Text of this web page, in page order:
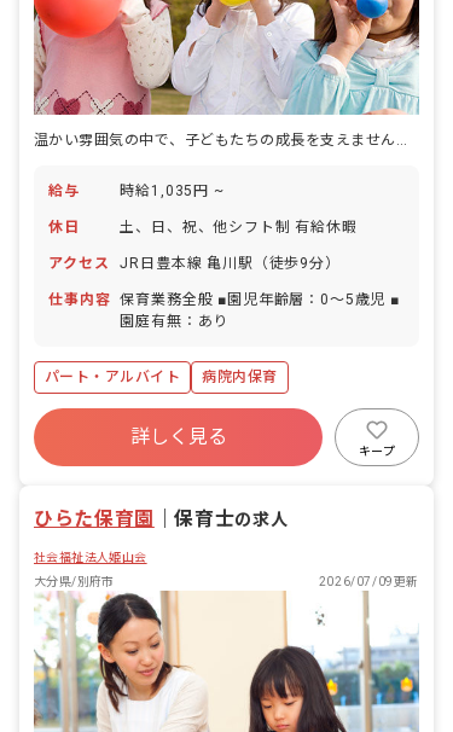
温かい雰囲気の中で、子どもたちの成長を支えませんか？あなたの優しさが輝く場所です。
給与 時給1,035円 ~
休日 土、日、祝、他シフト制 有給休暇
アクセス JR日豊本線 亀川駅（徒歩9分）
仕事内容 保育業務全般 ■園児年齢層：0～5歳児 ■
園庭有無：あり
パート・アルバイト 病院内保育
詳しく見る
キープ
ひらた保育園 ｜保育士の求人
社会福祉法人姫山会
大分県/別府市
2026/07/09更新